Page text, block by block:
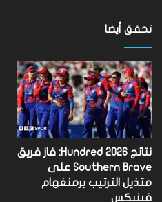
تحقق أيضا
نتائج Hundred 2026: فاز فريق
Southern Brave على
متذيل الترتيب برمنغهام
فينيكس